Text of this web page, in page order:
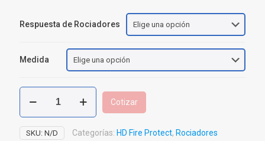
Respuesta de Rociadores
Medida
Rociador
Pared
cantidad
Cotizar
SKU: N/D Categorías: HD Fire Protect, Rociadores